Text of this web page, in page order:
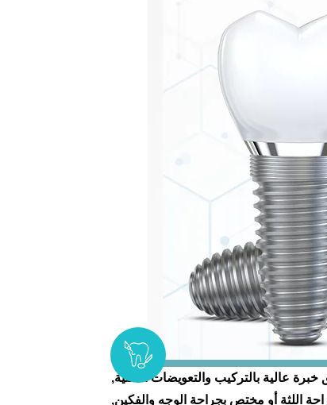
عالية بالتركيب والتعويضات السنية,
اللثة أو مختص بجراحة الوجه والفكين,